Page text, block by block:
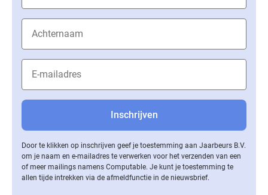
Door te klikken op inschrijven geef je toestemming aan Jaarbeurs B.V.
om je naam en e-mailadres te verwerken voor het verzenden van een
of meer mailings namens Computable. Je kunt je toestemming te
allen tijde intrekken via de af­meld­func­tie in de nieuwsbrief.